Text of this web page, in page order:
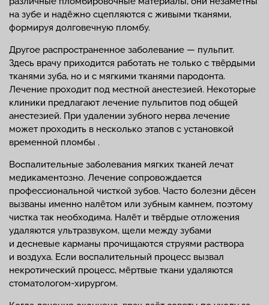
на зубе и надёжно сцепляются с живыми тканями,
формируя долговечную пломбу.
Другое распространенное заболевание — пульпит.
Здесь врачу приходится работать не только с твёрдыми
тканями зуба, но и с мягкими тканями пародонта.
Лечение проходит под местной анестезией. Некоторые
клиники предлагают лечение пульпитов под общей
анестезией. При удалении зубного нерва лечение
может проходить в несколько этапов с установкой
временной пломбы .
Воспалительные заболевания мягких тканей лечат
медикаментозно. Лечение сопровождается
профессиональной чисткой зубов. Часто болезни дёсен
вызваны именно налётом или зубным камнем, поэтому
чистка так необходима. Налёт и твёрдые отложения
удаляются ультразвуком, щели между зубами
и десневые карманы прочищаются струями раствора
и воздуха. Если воспалительный процесс вызвал
некротический процесс, мёртвые ткани удаляются
стоматологом-хирургом.